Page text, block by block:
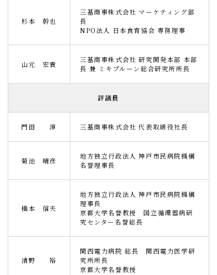
杉本 幹也
三基商事株式会社 マーケティング部
長
NPO法人 日本食育協会 専務理事
山元 宏貴
三基商事株式会社 研究開発本部 本部
⾧ 兼 ミキプルーン総合研究所所⾧
評議員
門田 淳 三基商事株式会社 代表取締役社長
菊池 晴彦
地方独立行政法人 神戸市民病院機構
名誉理事⾧
橋本 信夫
地方独立行政法人 神戸市民病院機構
理事長
京都大学名誉教授 国立循環器病研
究センター名誉総長
清野 裕
関西電力病院 総長 関西電力医学研
究所所長
京都大学名誉教授